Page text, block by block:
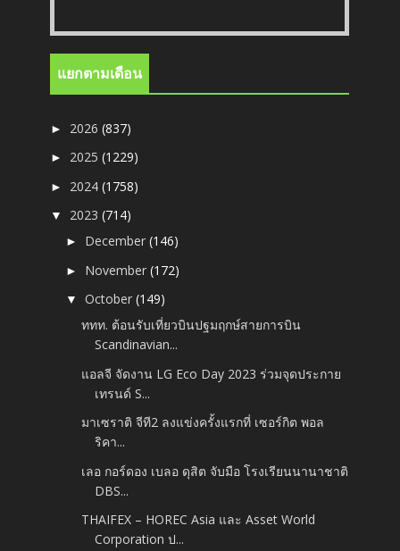
แยกตามเดือน
► 2026(837)
► 2025(1229)
► 2024(1758)
▼ 2023(714)
► December(146)
► November(172)
▼October(149)
ททท. ต้อนรับเที่ยวบินปฐมฤกษ์สายการบิน
Scandinavian...
แอลจี จัดงาน LG Eco Day 2023 ร่วมจุดประกาย
เทรนด์ S...
มาเซราติ จีที2 ลงแข่งครั้งแรกที่ เซอร์กิต พอล
ริคา...
เลอ กอร์ดอง เบลอ ดุสิต จับมือ โรงเรียนนานาชาติ
DBS...
THAIFEX – HOREC Asia และ Asset World
Corporation ป...